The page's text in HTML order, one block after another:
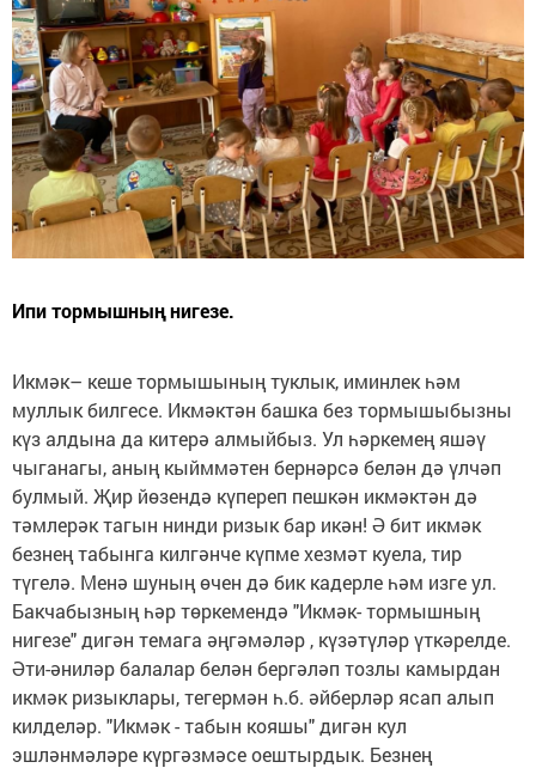
Ипи тормышның нигезе.
Икмәк– кеше тормышының туклык, иминлек һәм
муллык билгесе. Икмәктән башка без тормышыбызны
күз алдына да китерә алмыйбыз. Ул һәркемең яшәү
чыганагы, аның кыйммәтен бернәрсә белән дә үлчәп
булмый. Җир йөзендә күпереп пешкән икмәктән дә
тәмлерәк тагын нинди ризык бар икән! Ә бит икмәк
безнең табынга килгәнче күпме хезмәт куела, тир
түгелә. Менә шуның өчен дә бик кадерле һәм изге ул.
Бакчабызның һәр төркемендә "Икмәк- тормышның
нигезе" дигән темага әңгәмәләр , күзәтүләр үткәрелде.
Әти-әниләр балалар белән бергәләп тозлы камырдан
икмәк ризыклары, тегермән һ.б. әйберләр ясап алып
килделәр. "Икмәк - табын кояшы" дигән кул
эшләнмәләре күргәзмәсе оештырдык. Безнең